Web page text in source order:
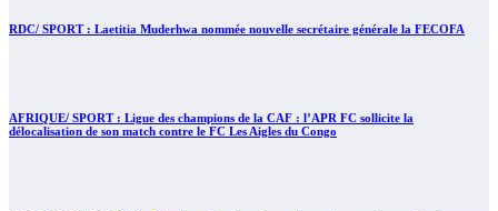
RDC/ SPORT : Laetitia Muderhwa nommée nouvelle secrétaire générale la FECOFA
AFRIQUE/ SPORT : Ligue des champions de la CAF : l’APR FC sollicite la
délocalisation de son match contre le FC Les Aigles du Congo